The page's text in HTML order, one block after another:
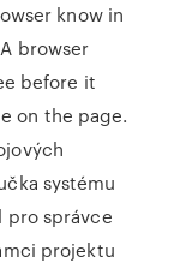
know in
browser
before it
on the page.
systému
pro správce
projektu